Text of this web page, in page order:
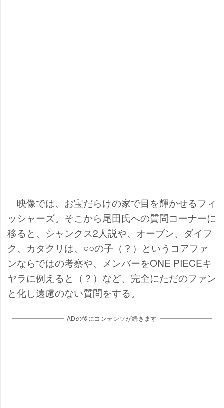
映像では、お宝だらけの家で目を輝かせるフィ
ッシャーズ。そこから尾田氏への質問コーナーに
移ると、シャンクス2人説や、オーブン、ダイフ
ク、カタクリは、○○の子（？）というコアファ
ンならではの考察や、メンバーをONE PIECEキ
ヤラに例えると（？）など、完全にただのファン
と化し遠慮のない質問をする。
ADの後にコンテンツが続きます